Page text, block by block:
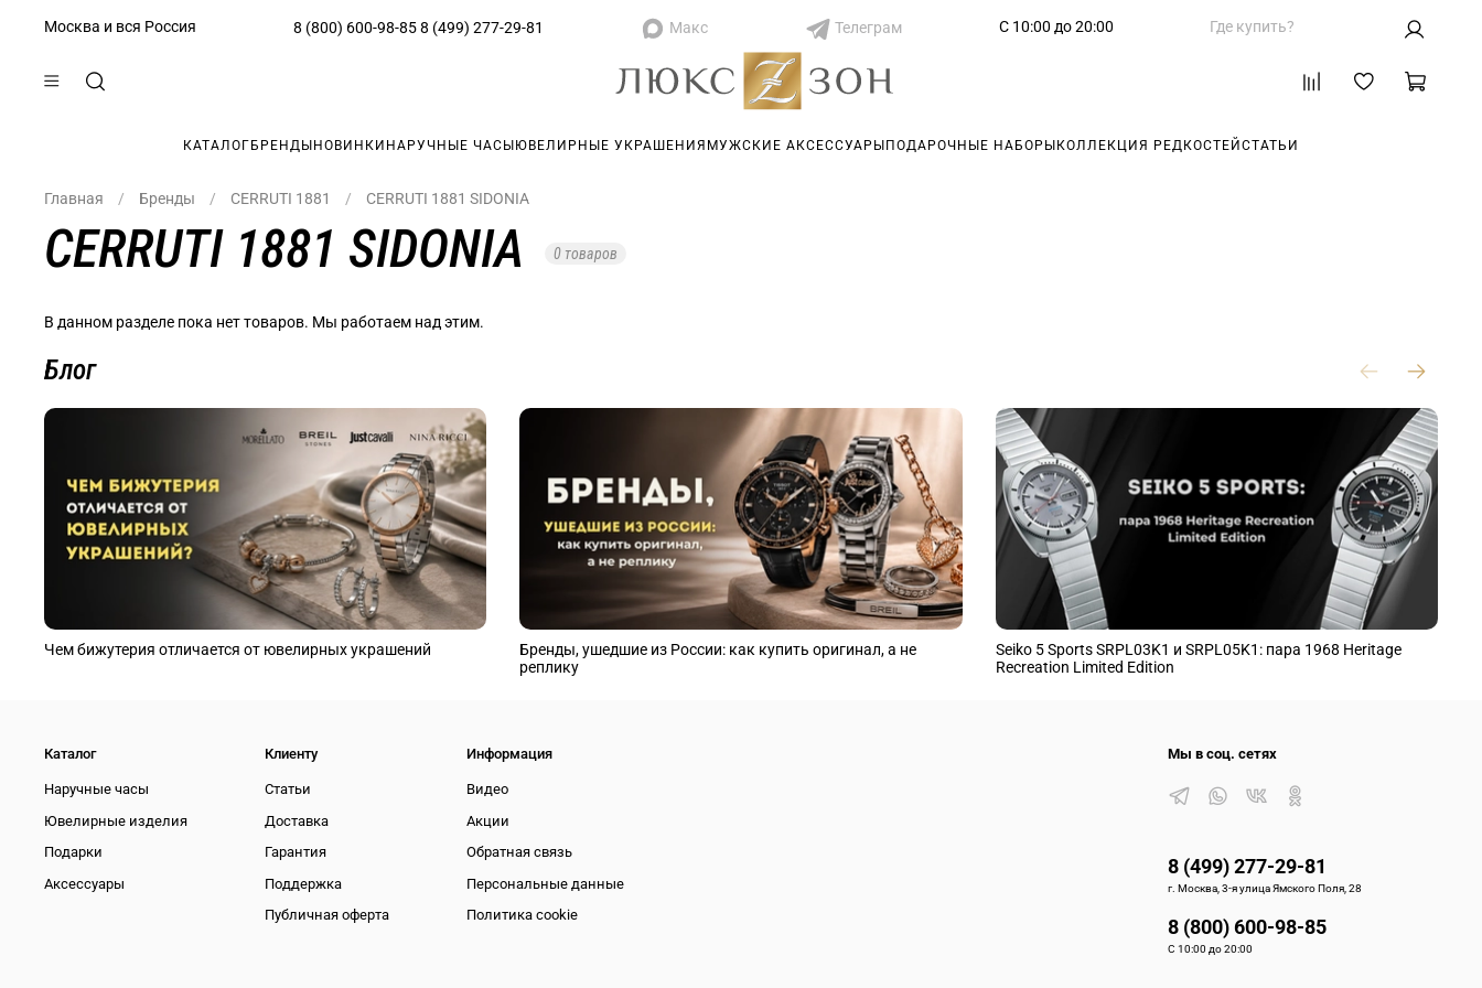
Москва и вся Россия 8 (800) 600-98-85 8 (499) 277-29-81 Макс Телеграм С 10:00 до 20:00 Где купить?
КАТАЛОГ БРЕНДЫ НОВИНКИ НАРУЧНЫЕ ЧАСЫ ЮВЕЛИРНЫЕ УКРАШЕНИЯ МУЖСКИЕ АКСЕССУАРЫ ПОДАРОЧНЫЕ НАБОРЫ КОЛЛЕКЦИЯ РЕДКОСТЕЙ СТАТЬИ
Главная Бренды CERRUTI 1881 CERRUTI 1881 SIDONIA
CERRUTI 1881 SIDONIA 0 товаров
В данном разделе пока нет товаров. Мы работаем над этим.
Блог
Чем бижутерия отличается от ювелирных украшений
Бренды, ушедшие из России: как купить оригинал, а не
реплику
Seiko 5 Sports SRPL03K1 и SRPL05K1: пара 1968 Heritage
Recreation Limited Edition
Каталог
Наручные часы
Ювелирные изделия
Подарки
Аксессуары
Клиенту
Статьи
Доставка
Гарантия
Поддержка
Публичная оферта
Информация
Видео
Акции
Обратная связь
Персональные данные
Политика cookie
Мы в соц. сетях
8 (499) 277-29-81
г. Москва, 3-я улица Ямского Поля, 28
8 (800) 600-98-85
С 10:00 до 20:00